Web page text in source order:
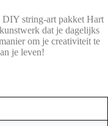
DIY string-art pakket Hart
dat je dagelijks
om je creativiteit te
je leven!